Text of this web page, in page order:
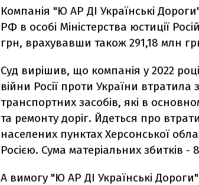
Компанія "Ю АР ДІ Українські
РФ в особі Міністерства юстиції
грн, врахувавши також 291,18 млн
Суд вирішив, що компанія у 2022
війни Росії проти України
транспортних засобів, які в
та ремонту доріг. Йдеться про
населених пунктах Херсонської
Росією. Сума матеріальних збитків -
А вимогу "Ю АР ДІ Українські Дороги"